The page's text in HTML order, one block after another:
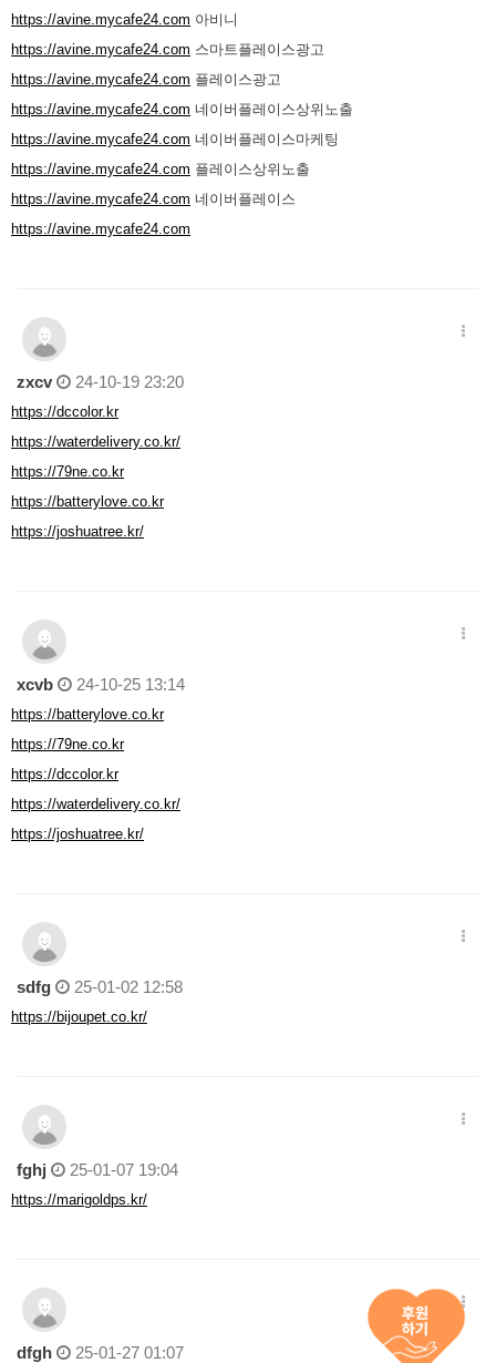
https://avine.mycafe24.com 아비니
https://avine.mycafe24.com 스마트플레이스광고
https://avine.mycafe24.com 플레이스광고
https://avine.mycafe24.com 네이버플레이스상위노출
https://avine.mycafe24.com 네이버플레이스마케팅
https://avine.mycafe24.com 플레이스상위노출
https://avine.mycafe24.com 네이버플레이스
https://avine.mycafe24.com
zxcv 24-10-19 23:20
https://dccolor.kr
https://waterdelivery.co.kr/
https://79ne.co.kr
https://batterylove.co.kr
https://joshuatree.kr/
xcvb 24-10-25 13:14
https://batterylove.co.kr
https://79ne.co.kr
https://dccolor.kr
https://waterdelivery.co.kr/
https://joshuatree.kr/
sdfg 25-01-02 12:58
https://bijoupet.co.kr/
fghj 25-01-07 19:04
https://marigoldps.kr/
dfgh 25-01-27 01:07